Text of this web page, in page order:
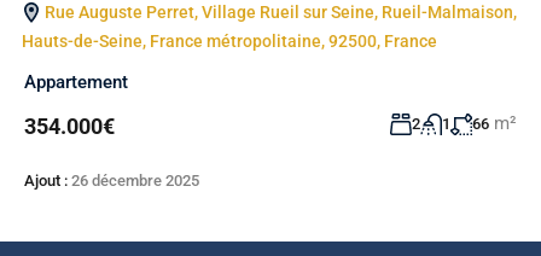
Rue Auguste Perret, Village Rueil sur Seine, Rueil-Malmaison,
Hauts-de-Seine, France métropolitaine, 92500, France
Appartement
354.000€ 2 1 66 m²
Ajout : 26 décembre 2025